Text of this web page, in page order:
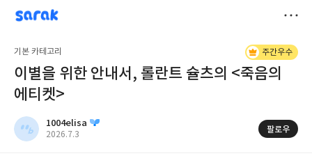
sarak
1004elisa
저
장
기본 카테고리 주간우수
이별을 위한 안내서, 롤란트 슐츠의 <죽음의
에티켓>
1004elisa
작
2026.7.3
팔로우